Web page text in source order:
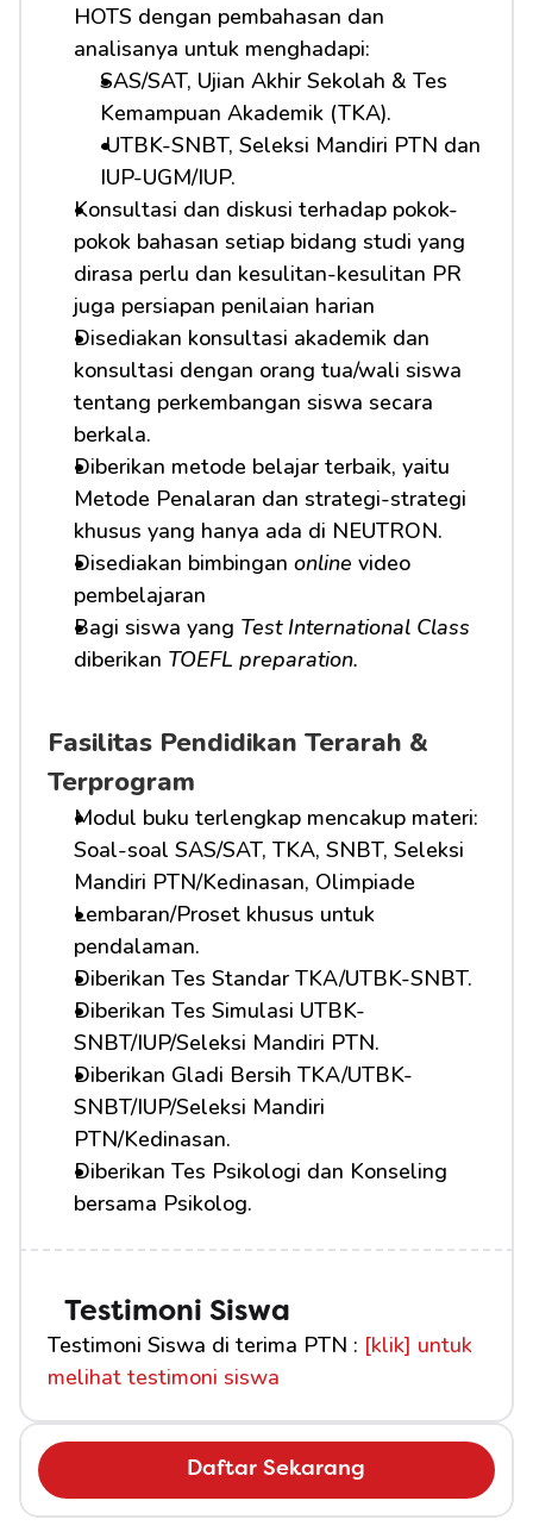
Daftar Sekarang
HOTS dengan pembahasan dan
analisanya untuk menghadapi:
SAS/SAT, Ujian Akhir Sekolah & Tes
Kemampuan Akademik (TKA).
UTBK-SNBT, Seleksi Mandiri PTN dan
IUP-UGM/IUP.
Konsultasi dan diskusi terhadap pokok-
pokok bahasan setiap bidang studi yang
dirasa perlu dan kesulitan-kesulitan PR
juga persiapan penilaian harian
Disediakan konsultasi akademik dan
konsultasi dengan orang tua/wali siswa
tentang perkembangan siswa secara
berkala.
Diberikan metode belajar terbaik, yaitu
Metode Penalaran dan strategi-strategi
khusus yang hanya ada di NEUTRON.
Disediakan bimbingan online video
pembelajaran
Bagi siswa yang Test International Class
diberikan TOEFL preparation.
Fasilitas Pendidikan Terarah &
Terprogram
Modul buku terlengkap mencakup materi:
Soal-soal SAS/SAT, TKA, SNBT, Seleksi
Mandiri PTN/Kedinasan, Olimpiade
Lembaran/Proset khusus untuk
pendalaman.
Diberikan Tes Standar TKA/UTBK-SNBT.
Diberikan Tes Simulasi UTBK-
SNBT/IUP/Seleksi Mandiri PTN.
Diberikan Gladi Bersih TKA/UTBK-
SNBT/IUP/Seleksi Mandiri
PTN/Kedinasan.
Diberikan Tes Psikologi dan Konseling
bersama Psikolog.
Testimoni Siswa
Testimoni Siswa di terima PTN : [klik] untuk
melihat testimoni siswa